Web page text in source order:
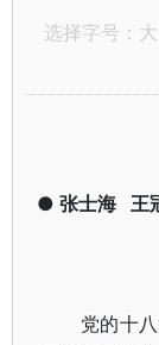
选择字号： 大
● 张士海 王
党的十